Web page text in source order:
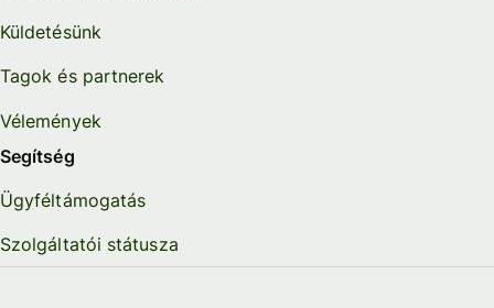
Küldetésünk
Tagok és partnerek
Vélemények
Segítség
Ügyféltámogatás
Szolgáltatói státusza